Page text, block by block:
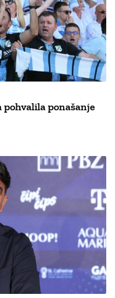
ponašanje